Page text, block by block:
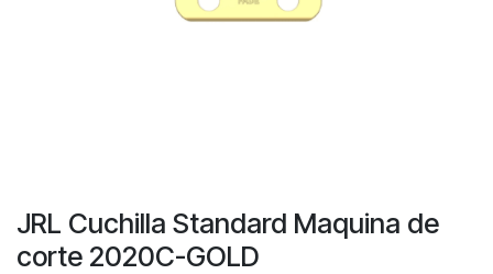
JRL Cuchilla Standard Maquina de
corte 2020C-GOLD